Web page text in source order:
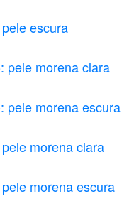
escura
pele morena clara
pele morena escura
morena clara
morena escura